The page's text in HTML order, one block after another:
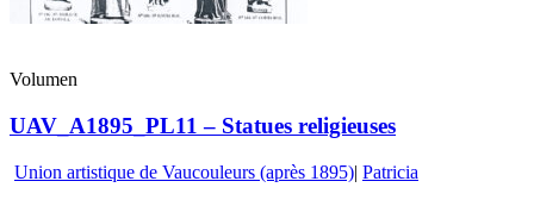
Volumen
UAV_A1895_PL11 – Statues religieuses
Union artistique de Vaucouleurs (après 1895)| Patricia